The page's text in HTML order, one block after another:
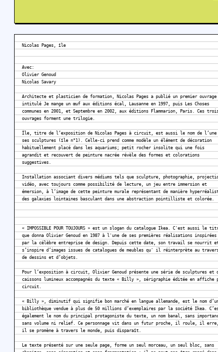
Nicolas Pages, île
Avec:
Olivier Genoud
Nicolas Savary
Architecte et plasticien de formation, Nicolas Pages a publié un premier ouvrage
intitulé Je mange un œuf aux éditions écal, Lausanne en 1997, puis Les Choses
communes en 2001, et Septembre en 2002, aux éditions Flammarion, Paris. Ces
ouvrages forment une trilogie.
Île, titre de l’exposition de Nicolas Pages à circuit, est aussi le nom de l’une
ses sculptures (île n°1). Celle-ci prend comme modèle un élément de décoration
habituellement placé dans les aquariums; petit rocher insolite qui une fois
agrandit et recouvert de peinture nacrée révèle des formes et colorations
suggestives.
Installation associant divers médiums tels que sculpture, photographie,
vidéo, avec toujours comme possibilité de lecture, un jeu entre immersion et
émersion, à l’image de cette peinture murale représentant de manière
des galaxies lointaines basculant dans une abstraction pointilliste et colorée.
« IMPOSSIBLE POUR TOUJOURS » est un slogan du catalogue Ikea. C'est aussi le
que donna Olivier Genoud en 1987 à l'une de ses premières réalisations inspirées
par la célèbre entreprise de design. Depuis cette date, son travail se nourrit
s’inspire d’images issues de catalogues de meubles qu' il réinterprète au
de dessins et d’objets.
Pour l’exposition à circuit, Olivier Genoud présente une série de sculptures et
caissons lumineux accompagnés du texte « Billy », sérigraphie éditée en affiche
circuit.
« Billy », diminutif qui signifie bon marché en langue allemande, est le nom
bibliothèque vendue à plus de 50 millions d’exemplaires par la société Ikea.
également le nom du principal protagoniste du texte, un nom banal, sans
sans volume ni relief. Ce personnage vit dans un futur proche, il roule, il
il se promène à travers le monde, puis disparaît.
Le texte présenté sur une seule page, forme un seul morceau, un seul bloc, sans